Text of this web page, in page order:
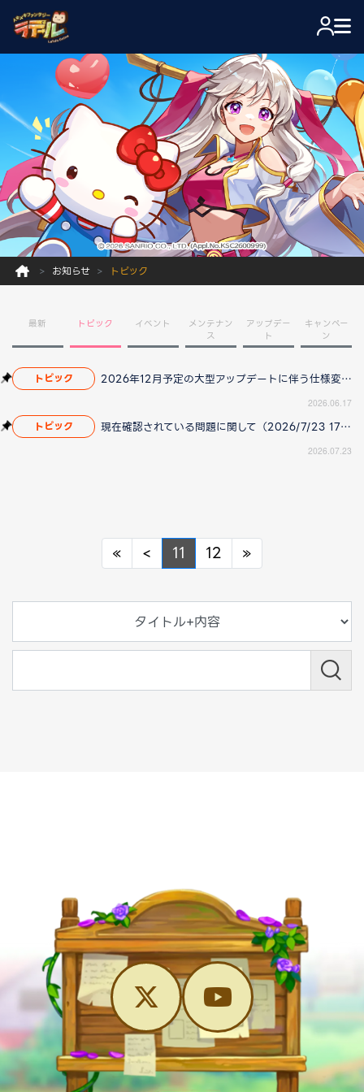
お知らせ トピック
最新 トピック イベント
メンテナン
ス
アップデー
ト
キャンペー
ン
トピック 2026年12月予定の大型アップデートに伴う仕様変更のお知らせ
2026.06.17
トピック 現在確認されている問題に関して（2026/7/23 17:00更新）
2026.07.23
« Previous
< Previous
11 12 »